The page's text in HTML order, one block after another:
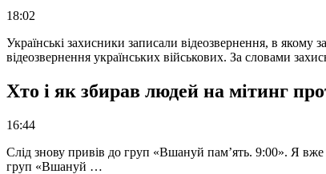
18:02
Українські захисники записали відеозвернення, в якому
відеозвернення українських військових. За словами
Хто і як збирав людей на мітинг
16:44
Слід знову привів до груп «Вшануй пам’ять. 9:00». Я
груп «Вшануй …